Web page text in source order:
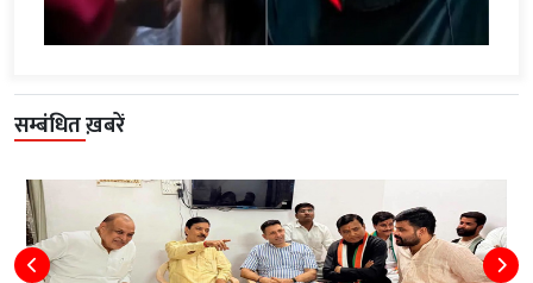
सम्बंधित ख़बरें